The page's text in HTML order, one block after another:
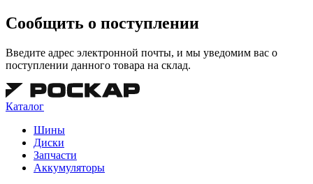
Сообщить о поступлении
Введите адрес электронной почты, и мы уведомим вас о
поступлении данного товара на склад.
Каталог
Шины
Диски
Запчасти
Аккумуляторы